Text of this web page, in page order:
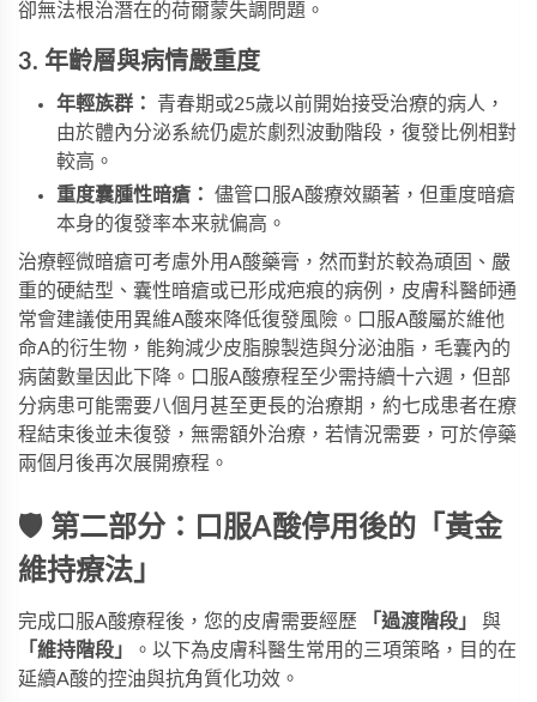
卻無法根治潛在的荷爾蒙失調問題。
3. 年齡層與病情嚴重度
年輕族群：
青春期或25歲以前開始接受治療的病人，
由於體內分泌系統仍處於劇烈波動階段，復發比例相對
較高。
重度囊腫性暗瘡：
儘管口服A酸療效顯著，但重度暗瘡
本身的復發率本来就偏高。
治療輕微暗瘡可考慮外用A酸藥膏，然而對於較為頑固、嚴
重的硬結型、囊性暗瘡或已形成疤痕的病例，皮膚科醫師通
常會建議使用異維A酸來降低復發風險。口服A酸屬於維他
命A的衍生物，能夠減少皮脂腺製造與分泌油脂，毛囊內的
病菌數量因此下降。口服A酸療程至少需持續十六週，但部
分病患可能需要八個月甚至更長的治療期，約七成患者在療
程結束後並未復發，無需額外治療，若情況需要，可於停藥
兩個月後再次展開療程。
🛡️ 第二部分：口服A酸停用後的「黃金
維持療法」
完成口服A酸療程後，您的皮膚需要經歷 「過渡階段」
與
「維持階段」
。以下為皮膚科醫生常用的三項策略，目的在
延續A酸的控油與抗角質化功效。